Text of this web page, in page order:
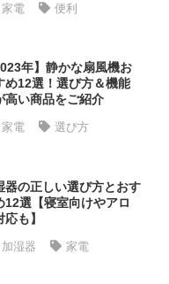
家電 便利
年】静かな扇風機お
め12選！選び方＆機能
高い商品をご紹介
家電 選び方
器の正しい選び方とおす
12選【寝室向けやアロ
応も】
加湿器 家電